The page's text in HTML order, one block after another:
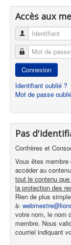
Accès aux
Identifiant
Mot de passe
Connexion
Identifiant oublié ?
Mot de passe
Pas
Confrères et
Vous êtes
accéder au
tout le contenu
la protection des
Rien de plus
à:
votre nom, le nom
membre. Nous
courriel indiquant